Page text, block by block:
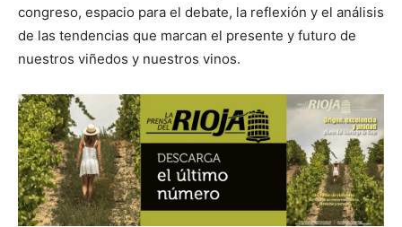
congreso, espacio para el debate, la reflexión y el análisis
de las tendencias que marcan el presente y futuro de
nuestros viñedos y nuestros vinos.